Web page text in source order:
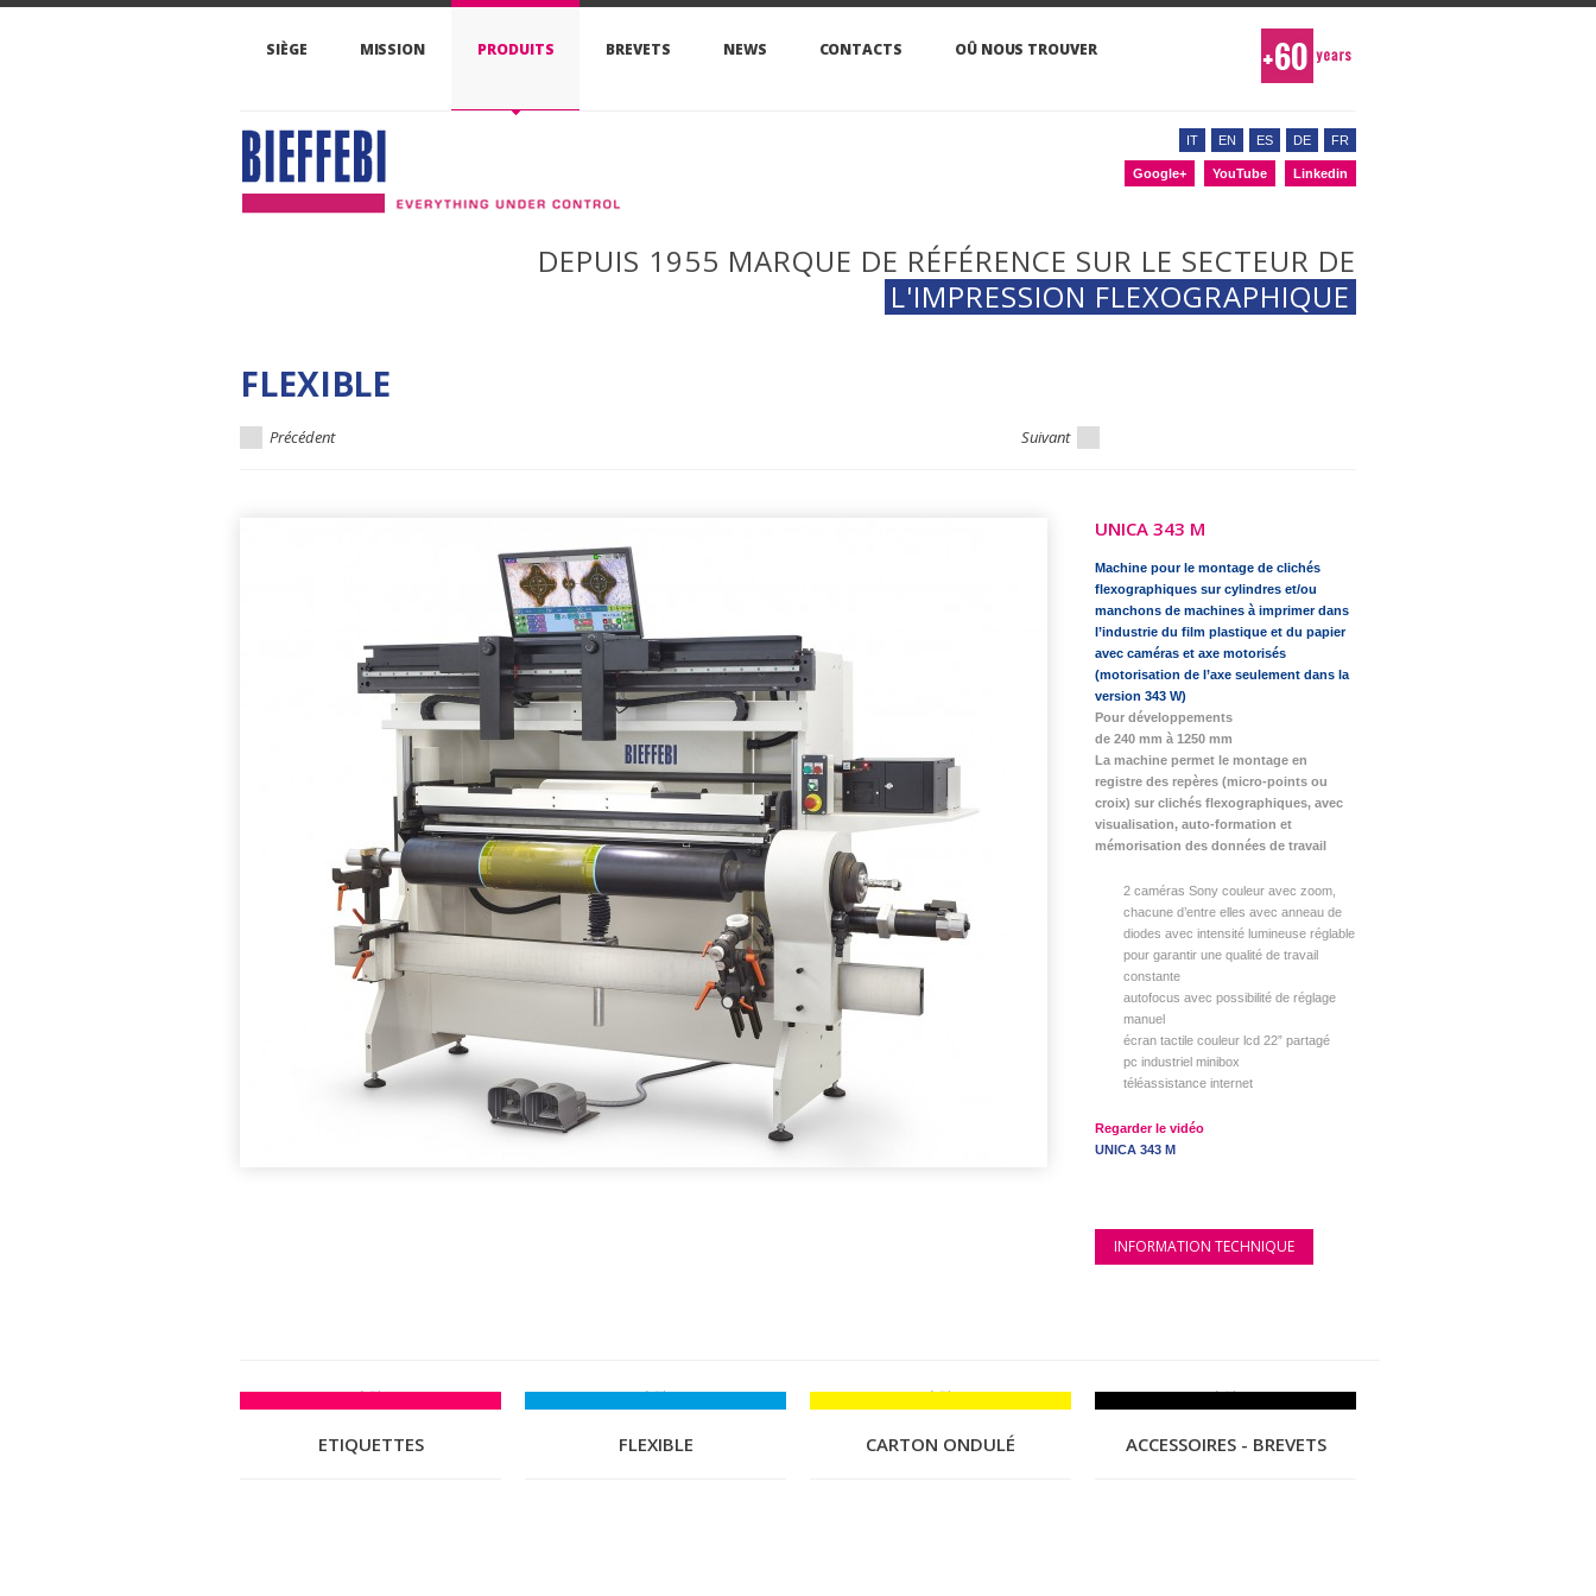
SIÈGE MISSION PRODUITS BREVETS NEWS CONTACTS OÛ NOUS TROUVER
IT EN ES DE FR
Google+ YouTube Linkedin
DEPUIS 1955 MARQUE DE RÉFÉRENCE SUR LE SECTEUR DE
L'IMPRESSION FLEXOGRAPHIQUE
FLEXIBLE
Précédent Suivant
UNICA 343 M
Machine pour le montage de clichés
flexographiques sur cylindres et/ou
manchons de machines à imprimer dans
l’industrie du film plastique et du papier
avec caméras et axe motorisés
(motorisation de l’axe seulement dans la
version 343 W)
Pour développements
de 240 mm à 1250 mm
La machine permet le montage en
registre des repères (micro-points ou
croix) sur clichés flexographiques, avec
visualisation, auto-formation et
mémorisation des données de travail
2 caméras Sony couleur avec zoom,
chacune d’entre elles avec anneau de
diodes avec intensité lumineuse réglable
pour garantir une qualité de travail
constante
autofocus avec possibilité de réglage
manuel
écran tactile couleur lcd 22” partagé
pc industriel minibox
téléassistance internet
Regarder le vidéo
UNICA 343 M
INFORMATION TECHNIQUE
ETIQUETTES FLEXIBLE CARTON ONDULÉ ACCESSOIRES - BREVETS